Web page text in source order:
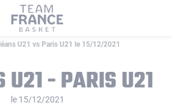
U21 vs Paris U21 le 15/12/2021
U21 - PARIS U21
le 15/12/2021